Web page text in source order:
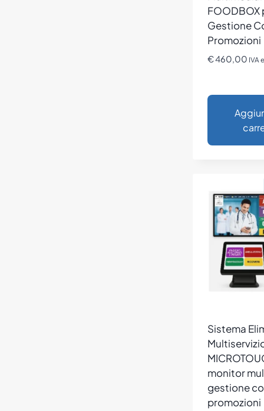
FOODBOX
Gestione
Promozioni
€460,00 IVA
Sistema
monitor
gestione
promozioni